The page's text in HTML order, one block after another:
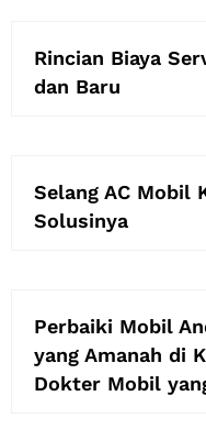
Rincian Biaya
dan Baru
Selang AC Mobil
Solusinya
Perbaiki Mobil
yang Amanah di
Dokter Mobil